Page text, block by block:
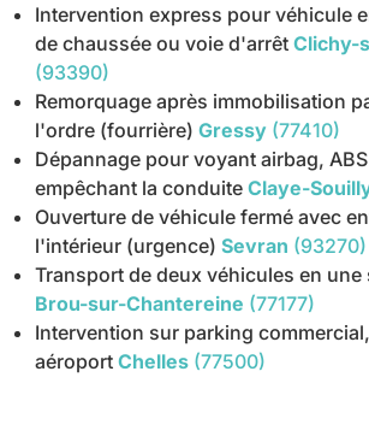
Intervention express pour véhicule
de chaussée ou voie d'arrêt Clichy-
(93390)
Remorquage après immobilisation
l'ordre (fourrière) Gressy (77410)
Dépannage pour voyant airbag,
empêchant la conduite Claye-
Ouverture de véhicule fermé avec
l'intérieur (urgence) Sevran (93270)
Transport de deux véhicules en une
Brou-sur-Chantereine (77177)
Intervention sur parking
aéroport Chelles (77500)